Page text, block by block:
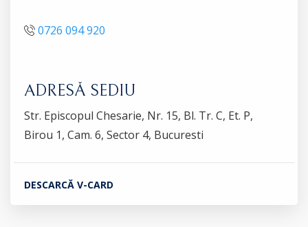
0726 094 920
ADRESĂ SEDIU
Str. Episcopul Chesarie, Nr. 15, Bl. Tr. C, Et. P,
Birou 1, Cam. 6, Sector 4, Bucuresti
DESCARCĂ V-CARD